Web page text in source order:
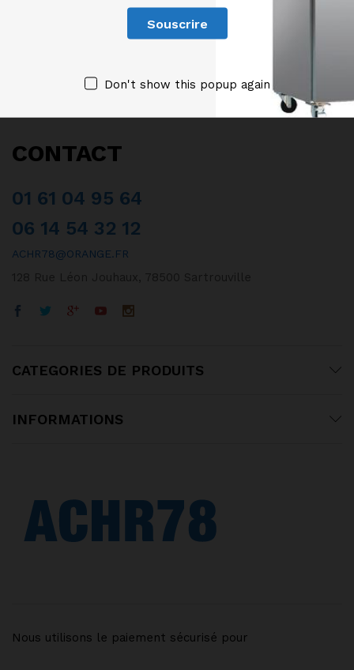
CONTACT
01 61 04 95 64
06 14 54 32 12
ACHR78@ORANGE.FR
CATEGORIES DE PRODUITS
INFORMATIONS
Nous utilisons le paiement sécurisé pour
Don't show this popup again